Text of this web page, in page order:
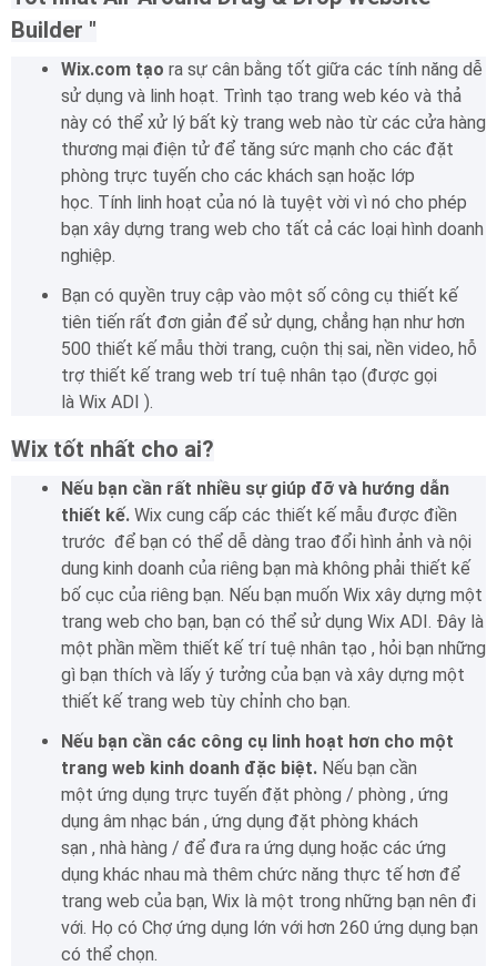
Builder "
Wix.com tạo ra sự cân bằng tốt giữa các tính năng dễ
sử dụng và linh hoạt. Trình tạo trang web kéo và thả
này có thể xử lý bất kỳ trang web nào từ các cửa hàng
thương mại điện tử để tăng sức mạnh cho các đặt
phòng trực tuyến cho các khách sạn hoặc lớp
học. Tính linh hoạt của nó là tuyệt vời vì nó cho phép
bạn xây dựng trang web cho tất cả các loại hình doanh
nghiệp.
Bạn có quyền truy cập vào một số công cụ thiết kế
tiên tiến rất đơn giản để sử dụng, chẳng hạn như hơn
500 thiết kế mẫu thời trang, cuộn thị sai, nền video, hỗ
trợ thiết kế trang web trí tuệ nhân tạo (được gọi
là Wix ADI ).
Wix tốt nhất cho ai?
Nếu bạn cần rất nhiều sự giúp đỡ và hướng dẫn
thiết kế. Wix cung cấp các thiết kế mẫu được điền
trước để bạn có thể dễ dàng trao đổi hình ảnh và nội
dung kinh doanh của riêng bạn mà không phải thiết kế
bố cục của riêng bạn. Nếu bạn muốn Wix xây dựng một
trang web cho bạn, bạn có thể sử dụng Wix ADI. Đây là
một phần mềm thiết kế trí tuệ nhân tạo , hỏi bạn những
gì bạn thích và lấy ý tưởng của bạn và xây dựng một
thiết kế trang web tùy chỉnh cho bạn.
Nếu bạn cần các công cụ linh hoạt hơn cho một
trang web kinh doanh đặc biệt. Nếu bạn cần
một ứng dụng trực tuyến đặt phòng / phòng , ứng
dụng âm nhạc bán , ứng dụng đặt phòng khách
sạn , nhà hàng / để đưa ra ứng dụng hoặc các ứng
dụng khác nhau mà thêm chức năng thực tế hơn để
trang web của bạn, Wix là một trong những bạn nên đi
với. Họ có Chợ ứng dụng lớn với hơn 260 ứng dụng bạn
có thể chọn.